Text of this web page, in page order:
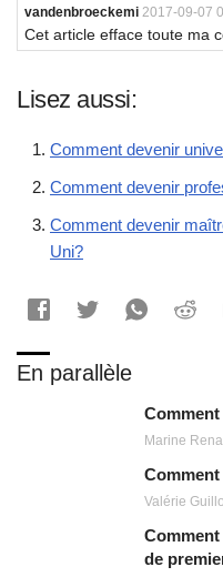
vandenbroeckemi 2017-09-07
Cet article efface toute ma
Lisez aussi:
Comment devenir
Comment devenir
Comment devenir
Uni?
En parallèle
Marine
Valérie
de